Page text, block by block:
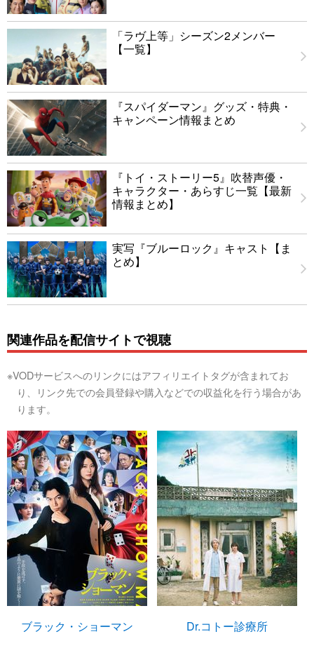
「ラヴ上等」シーズン2メンバー
【一覧】
『スパイダーマン』グッズ・特典・
キャンペーン情報まとめ
『トイ・ストーリー5』吹替声優・
キャラクター・あらすじ一覧【最新
情報まとめ】
実写『ブルーロック』キャスト【ま
とめ】
関連作品を配信サイトで視聴
※VODサービスへのリンクにはアフィリエイトタグが含まれてお
り、リンク先での会員登録や購入などでの収益化を行う場合があ
ります。
ブラック・ショーマン Dr.コトー診療所